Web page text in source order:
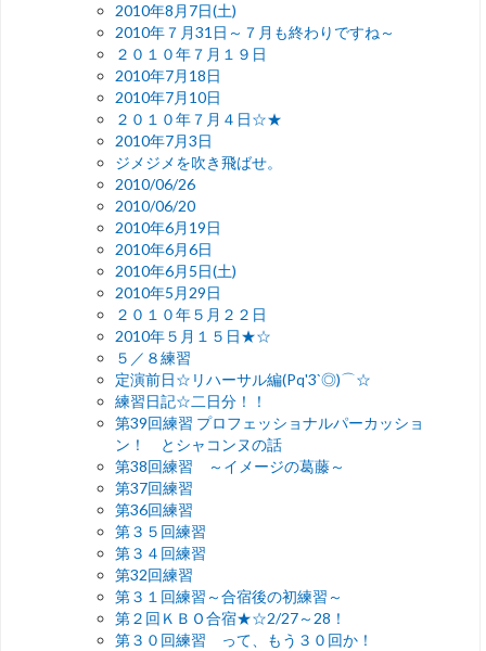
2010年8月7日(土)
2010年７月31日～７月も終わりですね～
２０１０年７月１９日
2010年7月18日
2010年7月10日
２０１０年７月４日☆★
2010年7月3日
ジメジメを吹き飛ばせ。
2010/06/26
2010/06/20
2010年6月19日
2010年6月6日
2010年6月5日(土)
2010年5月29日
２０１０年５月２２日
2010年５月１５日★☆
５／８練習
定演前日☆リハーサル編(Pq'3`◎)⌒☆
練習日記☆二日分！！
第39回練習 プロフェッショナルパーカッショ
ン！ とシャコンヌの話
第38回練習 ～イメージの葛藤～
第37回練習
第36回練習
第３５回練習
第３４回練習
第32回練習
第３１回練習～合宿後の初練習～
第２回ＫＢＯ合宿★☆2/27～28！
第３０回練習 って、もう３０回か！